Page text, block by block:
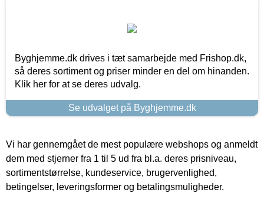
Byghjemme.dk drives i tæt samarbejde med Frishop.dk,
så deres sortiment og priser minder en del om hinanden.
Klik her for at se deres udvalg.
Se udvalget på Byghjemme.dk
Vi har gennemgået de mest populære webshops og anmeldt
dem med stjerner fra 1 til 5 ud fra bl.a. deres prisniveau,
sortimentstørrelse, kundeservice, brugervenlighed,
betingelser, leveringsformer og betalingsmuligheder.